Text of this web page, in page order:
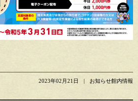
2023年02月21日 お知らせ館内情報